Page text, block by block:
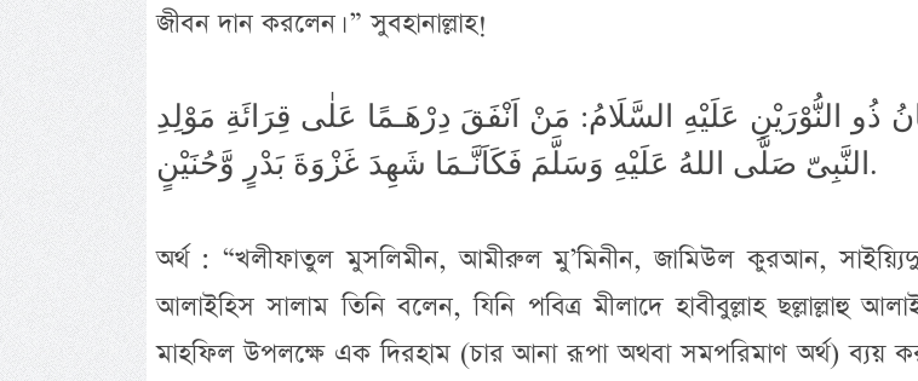
জীবন দান করলেন। ” সুবহানাল্লাহ!
النُّوْرَيْنِ عَلَيْهِ السَّلَامُ: مَنْ اَنْفَقَ دِرْهَـمًا عَلٰى قِرَائَةِ مَوْلِدِ
النَّبِىّ صَلَّى اللهُ عَلَيْهِ وَسَلَّمَ فَكَاَنَّـمَا شَهِدَ غَزْوَةَ بَدْرٍ وَّحُنَيْنٍ.
অর্থ : “খলীফাতুল মুসলিমীন, আমীরুল মু’মিনীন, জামিউল কুরআন,
আলাইহিস সালাম তিনি বলেন, যিনি পবিত্র মীলাদে হাবীবুল্লাহ ছল্লাল্লাহু
মাহফিল উপলক্ষে এক দিরহাম (চার আনা রূপা অথবা সমপরিমাণ অর্থ) ব্যয়